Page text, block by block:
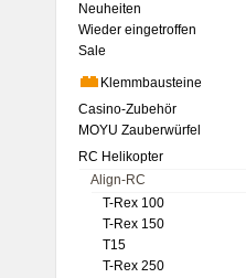
Neuheiten
Wieder eingetroffen
Sale
Klemmbausteine
Casino-Zubehör
MOYU Zauberwürfel
RC Helikopter
Align-RC
T-Rex 100
T-Rex 150
T15
T-Rex 250